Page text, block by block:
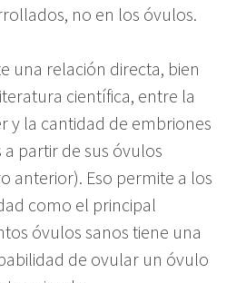
no en los óvulos.
una relación directa, bien
científica, entre la
y la cantidad de embriones
partir de sus óvulos
anterior). Eso permite a los
como el principal
óvulos sanos tiene una
de ovular un óvulo